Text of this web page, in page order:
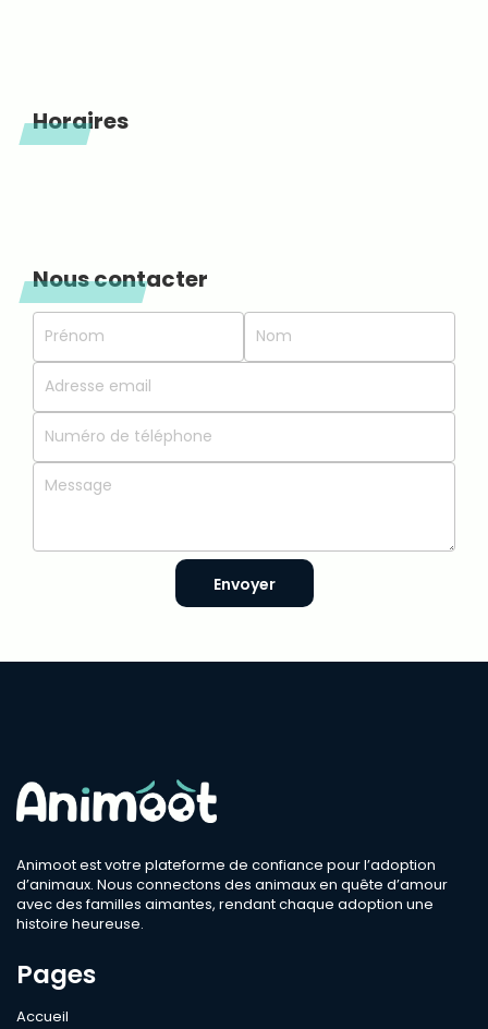
Horaires
Nous contacter
Envoyer
Animoot est votre plateforme de confiance pour l’adoption
d’animaux. Nous connectons des animaux en quête d’amour
avec des familles aimantes, rendant chaque adoption une
histoire heureuse.
Pages
Accueil